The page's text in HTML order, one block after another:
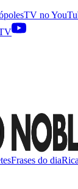
no
Frases do dia